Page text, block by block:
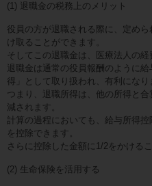
(1) 退職金の税務上のメリット
役員の方が退職される際に、定め
け取ることができます。
そしてこの退職金は、医療法人の経
退職金は通常の役員報酬のように
得」として取り扱われ、有利になり
つまり、退職所得は、他の所得と
減されます。
計算の過程においても、給与所得控
を控除できます。
さらに控除した金額に1/2をかける
(2) 生命保険を活用する